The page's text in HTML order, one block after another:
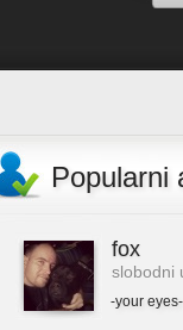
Popularni
fox
slobodni
-your eyes-